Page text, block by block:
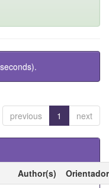
previous 1 next
Author(s)
Orientador